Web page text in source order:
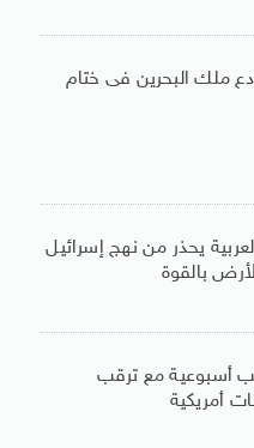
ملك البحرين فى ختام
يحذر من نهج إسرائيل
بالقوة
أسبوعية مع ترقب
أمريكية